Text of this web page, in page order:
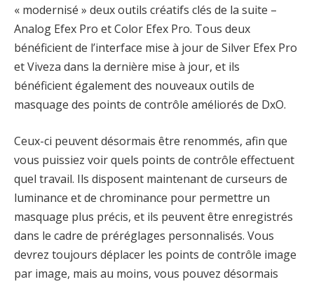
« modernisé » deux outils créatifs clés de la suite –
Analog Efex Pro et Color Efex Pro. Tous deux
bénéficient de l’interface mise à jour de Silver Efex Pro
et Viveza dans la dernière mise à jour, et ils
bénéficient également des nouveaux outils de
masquage des points de contrôle améliorés de DxO.
Ceux-ci peuvent désormais être renommés, afin que
vous puissiez voir quels points de contrôle effectuent
quel travail. Ils disposent maintenant de curseurs de
luminance et de chrominance pour permettre un
masquage plus précis, et ils peuvent être enregistrés
dans le cadre de préréglages personnalisés. Vous
devrez toujours déplacer les points de contrôle image
par image, mais au moins, vous pouvez désormais